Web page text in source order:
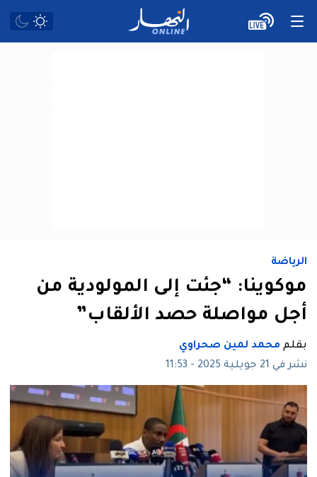
الرياضة
موكوينا: “جئت إلى المولودية من
أجل مواصلة حصد الألقاب”
بقلم محمد لمين صحراوي
نشر في 21 جويلية 2025 - 11:53